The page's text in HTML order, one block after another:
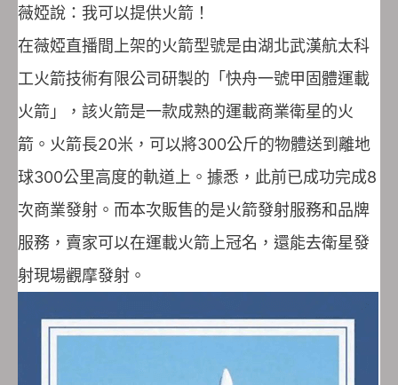
薇婭說：我可以提供火箭！
在薇婭直播間上架的火箭型號是由湖北武漢航太科
工火箭技術有限公司研製的「快舟一號甲固體運載
火箭」，該火箭是一款成熟的運載商業衛星的火
箭。火箭長20米，可以將300公斤的物體送到離地
球300公里高度的軌道上。據悉，此前已成功完成8
次商業發射。而本次販售的是火箭發射服務和品牌
服務，賣家可以在運載火箭上冠名，還能去衛星發
射現場觀摩發射。